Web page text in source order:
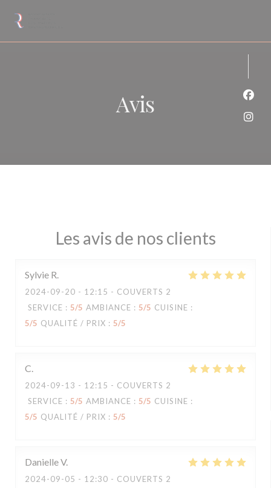
Avis
Les avis de nos clients
Sylvie R
2024-09-20 - 12:15 - COUVERTS 2
SERVICE : 5/5 AMBIANCE : 5/5 CUISINE :
5/5 QUALITÉ / PRIX : 5/5
C
2024-09-13 - 12:15 - COUVERTS 2
SERVICE : 5/5 AMBIANCE : 5/5 CUISINE :
5/5 QUALITÉ / PRIX : 5/5
DanielleV
2024-09-05 - 12:30 - COUVERTS 2